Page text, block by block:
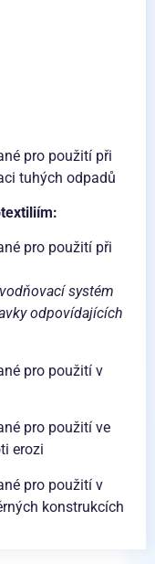
pro použití při
tuhých odpadů
pro použití při
systém
odpovídajících
pro použití v
pro použití ve
erozi
pro použití v
konstrukcích